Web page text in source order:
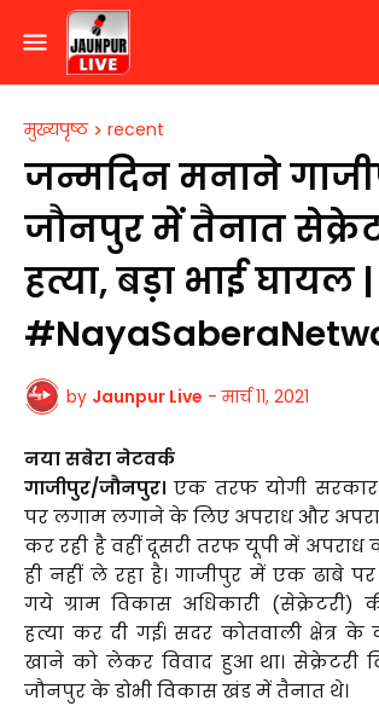
मुख्यपृष्ठ recent
जन्मदिन मनाने
जौनपुर में तैनात
हत्या, बड़ा भाई घायल |
by Jaunpur Live - मार्च 11, 2021
नया सबेरा नेटवर्क
गाजीपुर/जौनपुर। एक तरफ योगी सरकार
पर लगाम लगाने के लिए अपराध और
कर रही है वहीं दूसरी तरफ यूपी में
ही नहीं ले रहा है। गाजीपुर में एक ढाबे
गये ग्राम विकास अधिकारी (सेक्रेटरी)
हत्या कर दी गई। सदर कोतवाली क्षेत्र के
खाने को लेकर विवाद हुआ था। सेक्रेटरी
जौनपुर के डोभी विकास खंड में तैनात थे।